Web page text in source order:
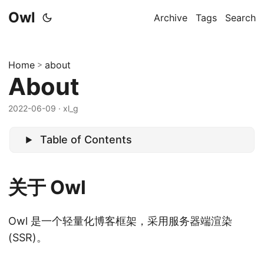
Owl Archive Tags Search
Home > about
About
2022-06-09 · xl_g
Table of Contents
关于 Owl
Owl 是一个轻量化博客框架，采用服务器端渲染
(SSR)。